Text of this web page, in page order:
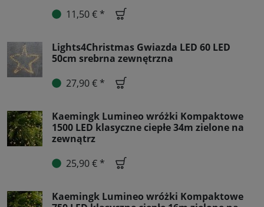
11,50 € *
Lights4Christmas Gwiazda LED 60 LED
50cm srebrna zewnętrzna
27,90 € *
Kaemingk Lumineo wróżki Kompaktowe
1500 LED klasyczne ciepłe 34m zielone na
zewnątrz
25,90 € *
Kaemingk Lumineo wróżki Kompaktowe